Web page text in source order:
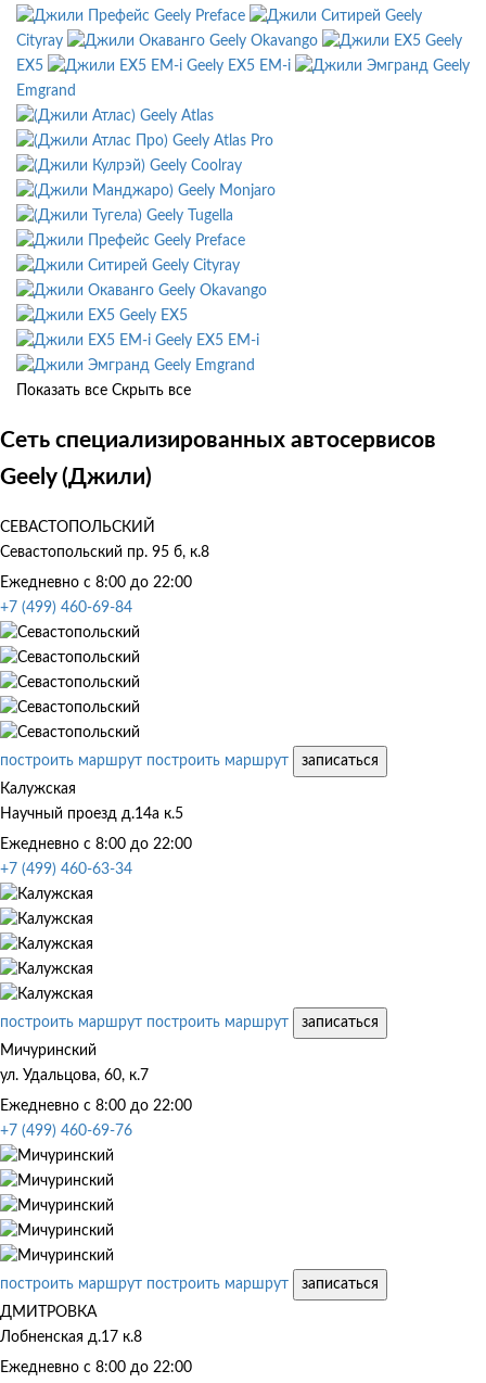
Geely Preface
Geely
Cityray
Geely Okavango
Geely
EX5
Geely EX5 EM-i
Geely
Emgrand
Geely Atlas
Geely Atlas Pro
Geely Coolray
Geely Monjaro
Geely Tugella
Geely Preface
Geely Cityray
Geely Okavango
Geely EX5
Geely EX5 EM-i
Geely Emgrand
Показать все Скрыть все
Сеть специализированных автосервисов
Geely (Джили)
СЕВАСТОПОЛЬСКИЙ
Севастопольский пр. 95 б, к.8
Ежедневно с 8:00 до 22:00
+7 (499) 460-69-84
построить маршрут построить маршрут
записаться
Калужская
Научный проезд д.14а к.5
Ежедневно с 8:00 до 22:00
+7 (499) 460-63-34
построить маршрут построить маршрут
записаться
Мичуринский
ул. Удальцова, 60, к.7
Ежедневно с 8:00 до 22:00
+7 (499) 460-69-76
построить маршрут построить маршрут
записаться
ДМИТРОВКА
Лобненская д.17 к.8
Ежедневно с 8:00 до 22:00